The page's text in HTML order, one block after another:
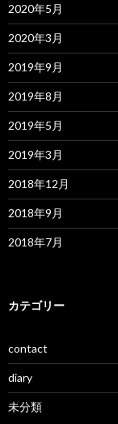
2020年5月
2020年3月
2019年9月
2019年8月
2019年5月
2019年3月
2018年12月
2018年9月
2018年7月
カテゴリー
contact
diary
未分類